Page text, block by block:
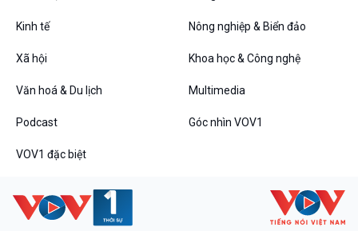
Thanh âm ký sự
Chân dung cuộc sống
Kinh tế Nông nghiệp & Biển đảo
Xã hội Khoa học & Công nghệ
Văn hoá & Du lịch Multimedia
Podcast Góc nhìn VOV1
VOV1 đặc biệt